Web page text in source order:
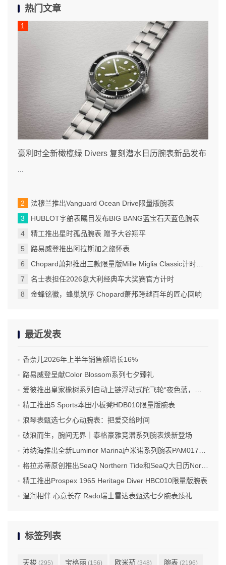
热门文章
豪利时全新橄榄绿 Divers 复刻潜水日历腕表新品发布
法穆兰推出Vanguard Ocean Drive限量版腕表
HUBLOT宇舶表瞩目发布BIG BANG蓝宝石天蓝色腕表
精工推出星时孤品腕表 赠予大谷翔平
路易威登推出阿拉斯加之旅怀表
Chopard萧邦推出三款限量版Mille Miglia Classic计时码表
名士表担任2026意大利经典车大奖赛官方计时
金蜂铭徽，蜂巢筑序 Chopard萧邦跨越百年的匠心回响
最近发表
香奈儿2026年上半年销售额增长16%
路易威登呈献Color Blossom系列七夕臻礼
爱彼推出皇家橡树系列自动上链浮动式陀飞轮“夜色蓝，云50”陶瓷腕表
精工推出5 Sports本田小板凳HDB010限量版腕表
浪琴表甄选七夕心动腕表：把爱交给时间
破浪而生，腕间无界｜泰格豪雅竞潜系列腕表焕新登场
沛纳海推出全新Luminor Marina庐米诺系列腕表PAM01707 标志性设计融合高科技材质
格拉苏蒂原创推出SeaQ Northern Tide和SeaQ大日历Northern Tide限量版腕表
精工推出Prospex 1965 Heritage Diver HBC010限量版腕表
温润相伴 心意长存 Rado瑞士雷达表甄选七夕腕表臻礼
标签列表
天梭 (295) 宝格丽 (156) 欧米茄 (348) 腕表 (2196)